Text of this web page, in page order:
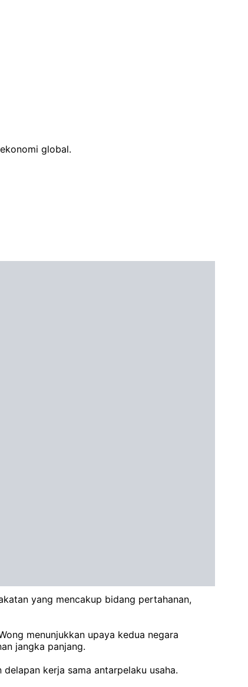
global.
yang mencakup bidang pertahanan,
menunjukkan upaya kedua negara
jangka panjang.
kerja sama antarpelaku usaha.